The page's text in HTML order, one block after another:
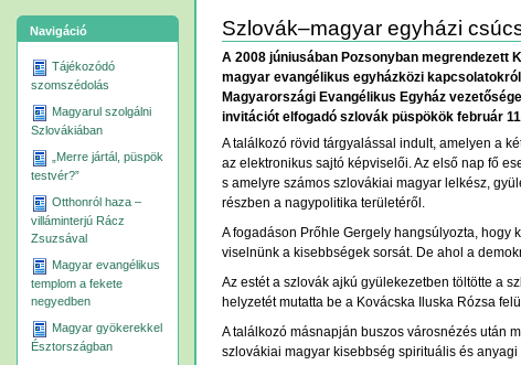
Navigáció
Tájékozódó
szomszédolás
Magyarul szolgálni
Szlovákiában
„Merre jártál, püspök
testvér?”
Otthonról haza –
villáminterjú Rácz
Zsuzsával
Magyar evangélikus
templom a fekete
negyedben
Magyar gyökerekkel
Észtországban
Szlovák–magyar egyházi
A 2008 júniusában Pozsonyban megrendezett
magyar evangélikus egyházközi
Magyarországi Evangélikus Egyház
invitációt elfogadó szlovák püspökök február
A találkozó rövid tárgyalással indult, amelyen a
az elektronikus sajtó képviselői. Az első nap fő
s amelyre számos szlovákiai magyar lelkész,
részben a nagypolitika területéről.
A fogadáson Prőhle Gergely hangsúlyozta, hogy
viselnünk a kisebbségek sorsát. De ahol a
Az estét a szlovák ajkú gyülekezetben töltötte a
helyzetét mutatta be a Kovácska Iluska Rózsa
A találkozó másnapján buszos városnézés után
szlovákiai magyar kisebbség spirituális és